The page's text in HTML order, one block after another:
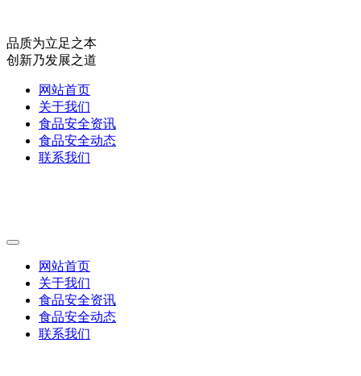
品质为立足之本
创新乃发展之道
网站首页
关于我们
食品安全资讯
食品安全动态
联系我们
网站首页
关于我们
食品安全资讯
食品安全动态
联系我们